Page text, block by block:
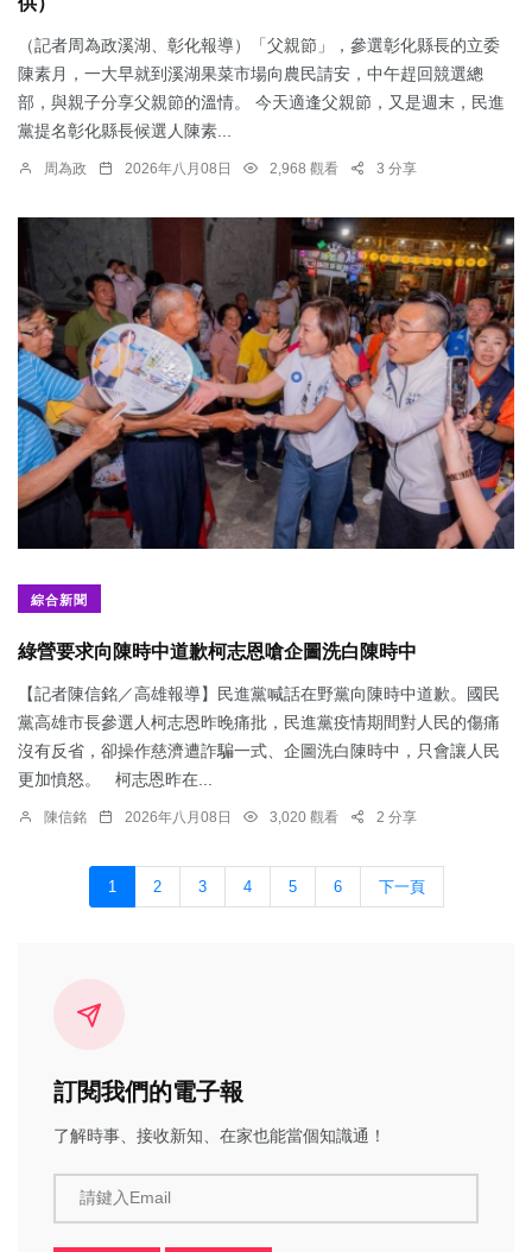
（記者周為政溪湖、彰化報導）「父親節」，參選彰化縣長的立委
陳素月，一大早就到溪湖果菜市場向農民請安，中午趕回競選總
部，與親子分享父親節的溫情。 今天適逢父親節，又是週末，民進
黨提名彰化縣長候選人陳素...
周為政 2026年八月08日 2,968 觀看 3 分享
綜合新聞
綠營要求向陳時中道歉柯志恩嗆企圖洗白陳時中
【記者陳信銘／高雄報導】民進黨喊話在野黨向陳時中道歉。國民
黨高雄市長參選人柯志恩昨晚痛批，民進黨疫情期間對人民的傷痛
沒有反省，卻操作慈濟遭詐騙一式、企圖洗白陳時中，只會讓人民
更加憤怒。 柯志恩昨在...
陳信銘 2026年八月08日 3,020 觀看 2 分享
1 2 3 4 5 6 下一頁
訂閱我們的電子報
了解時事、接收新知、在家也能當個知識通！
請鍵入Email